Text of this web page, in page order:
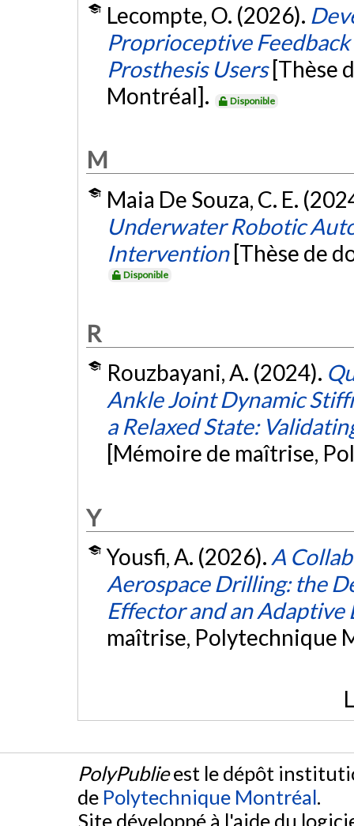
Lecompte, O. (2026).
Proprioceptive
Prosthesis Users [Thèse
Montréal].
Disponible
M
Maia De Souza, C. E.
Underwater Robotic
Intervention [Thèse de
Disponible
R
Rouzbayani, A. (2024).
Ankle Joint Dynamic
a Relaxed State:
[Mémoire de maîtrise,
Y
Yousfi, A. (2026). A
Aerospace Drilling: the
Effector and an Adaptive
maîtrise, Polytechnique
PolyPublieest le dépôt
de Polytechnique Montréal.
Site développé à l'aide du